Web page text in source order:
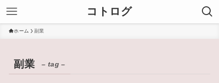
コトログ
ホーム 副業
副業 – tag –